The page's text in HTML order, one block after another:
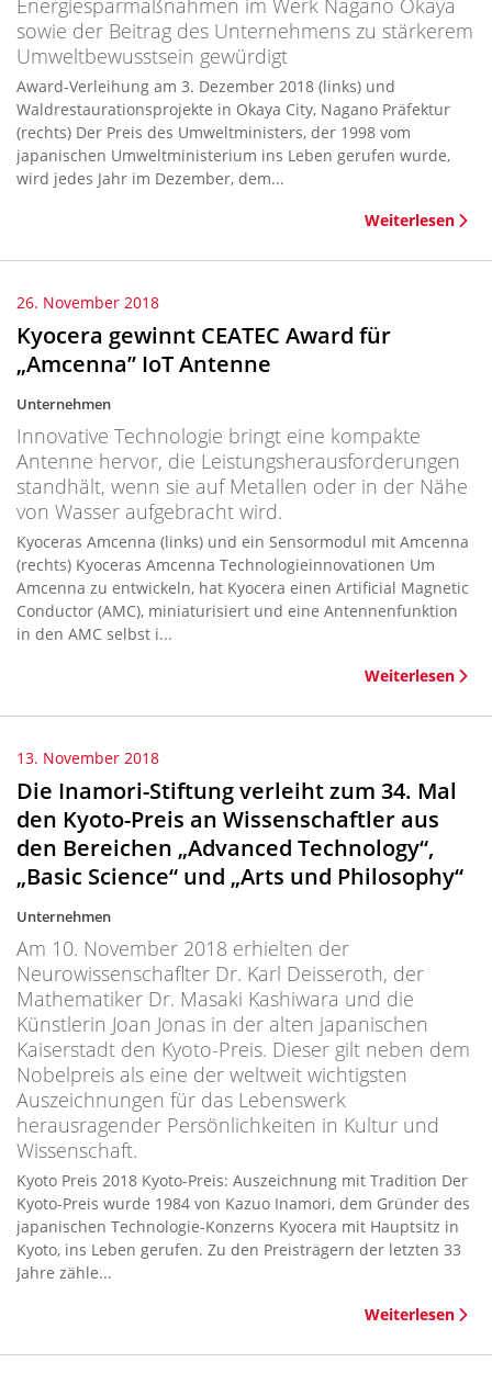
Energiesparmaßnahmen im Werk Nagano Okaya
sowie der Beitrag des Unternehmens zu stärkerem
Umweltbewusstsein gewürdigt
Award-Verleihung am 3. Dezember 2018 (links) und
Waldrestaurationsprojekte in Okaya City, Nagano Präfektur
(rechts) Der Preis des Umweltministers, der 1998 vom
japanischen Umweltministerium ins Leben gerufen wurde,
wird jedes Jahr im Dezember, dem...
Weiterlesen
26. November 2018
Kyocera gewinnt CEATEC Award für
„Amcenna” IoT Antenne
Unternehmen
Innovative Technologie bringt eine kompakte
Antenne hervor, die Leistungsherausforderungen
standhält, wenn sie auf Metallen oder in der Nähe
von Wasser aufgebracht wird.
Kyoceras Amcenna (links) und ein Sensormodul mit Amcenna
(rechts) Kyoceras Amcenna Technologieinnovationen Um
Amcenna zu entwickeln, hat Kyocera einen Artificial Magnetic
Conductor (AMC), miniaturisiert und eine Antennenfunktion
in den AMC selbst i...
Weiterlesen
13. November 2018
Die Inamori-Stiftung verleiht zum 34. Mal
den Kyoto-Preis an Wissenschaftler aus
den Bereichen „Advanced Technology“,
„Basic Science“ und „Arts und Philosophy“
Unternehmen
Am 10. November 2018 erhielten der
Neurowissenschaflter Dr. Karl Deisseroth, der
Mathematiker Dr. Masaki Kashiwara und die
Künstlerin Joan Jonas in der alten japanischen
Kaiserstadt den Kyoto-Preis. Dieser gilt neben dem
Nobelpreis als eine der weltweit wichtigsten
Auszeichnungen für das Lebenswerk
herausragender Persönlichkeiten in Kultur und
Wissenschaft.
Kyoto Preis 2018 Kyoto-Preis: Auszeichnung mit Tradition Der
Kyoto-Preis wurde 1984 von Kazuo Inamori, dem Gründer des
japanischen Technologie-Konzerns Kyocera mit Hauptsitz in
Kyoto, ins Leben gerufen. Zu den Preisträgern der letzten 33
Jahre zähle...
Weiterlesen